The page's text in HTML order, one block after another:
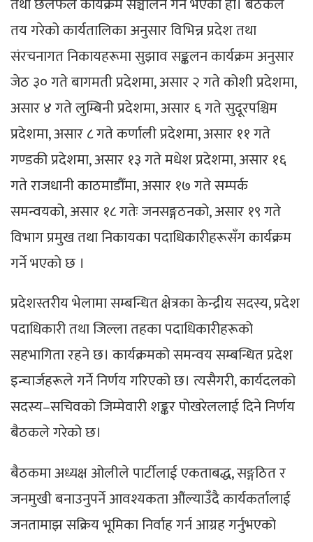
तय गरेको कार्यतालिका अनुसार विभिन्न प्रदेश तथा
संरचनागत निकायहरूमा सुझाव सङ्कलन कार्यक्रम अनुसार
जेठ ३० गते बागमती प्रदेशमा, असार २ गते कोशी प्रदेशमा,
असार ४ गते लुम्बिनी प्रदेशमा, असार ६ गते सुदूरपश्चिम
प्रदेशमा, असार ८ गते कर्णाली प्रदेशमा, असार ११ गते
गण्डकी प्रदेशमा, असार १३ गते मधेश प्रदेशमा, असार १६
गते राजधानी काठमाडौँमा, असार १७ गते सम्पर्क
समन्वयको, असार १८ गतेः जनसङ्गठनको, असार १९ गते
विभाग प्रमुख तथा निकायका पदाधिकारीहरूसँग कार्यक्रम
गर्ने भएकाे छ ।
प्रदेशस्तरीय भेलामा सम्बन्धित क्षेत्रका केन्द्रीय सदस्य, प्रदेश
पदाधिकारी तथा जिल्ला तहका पदाधिकारीहरूको
सहभागिता रहने छ। कार्यक्रमको समन्वय सम्बन्धित प्रदेश
इन्चार्जहरूले गर्ने निर्णय गरिएको छ। त्यसैगरी, कार्यदलको
सदस्य–सचिवको जिम्मेवारी शङ्कर पोखरेललाई दिने निर्णय
बैठकले गरेको छ।
बैठकमा अध्यक्ष ओलीले पार्टीलाई एकताबद्ध, सङ्गठित र
जनमुखी बनाउनुपर्ने आवश्यकता औंल्याउँदै कार्यकर्तालाई
जनतामाझ सक्रिय भूमिका निर्वाह गर्न आग्रह गर्नुभएको